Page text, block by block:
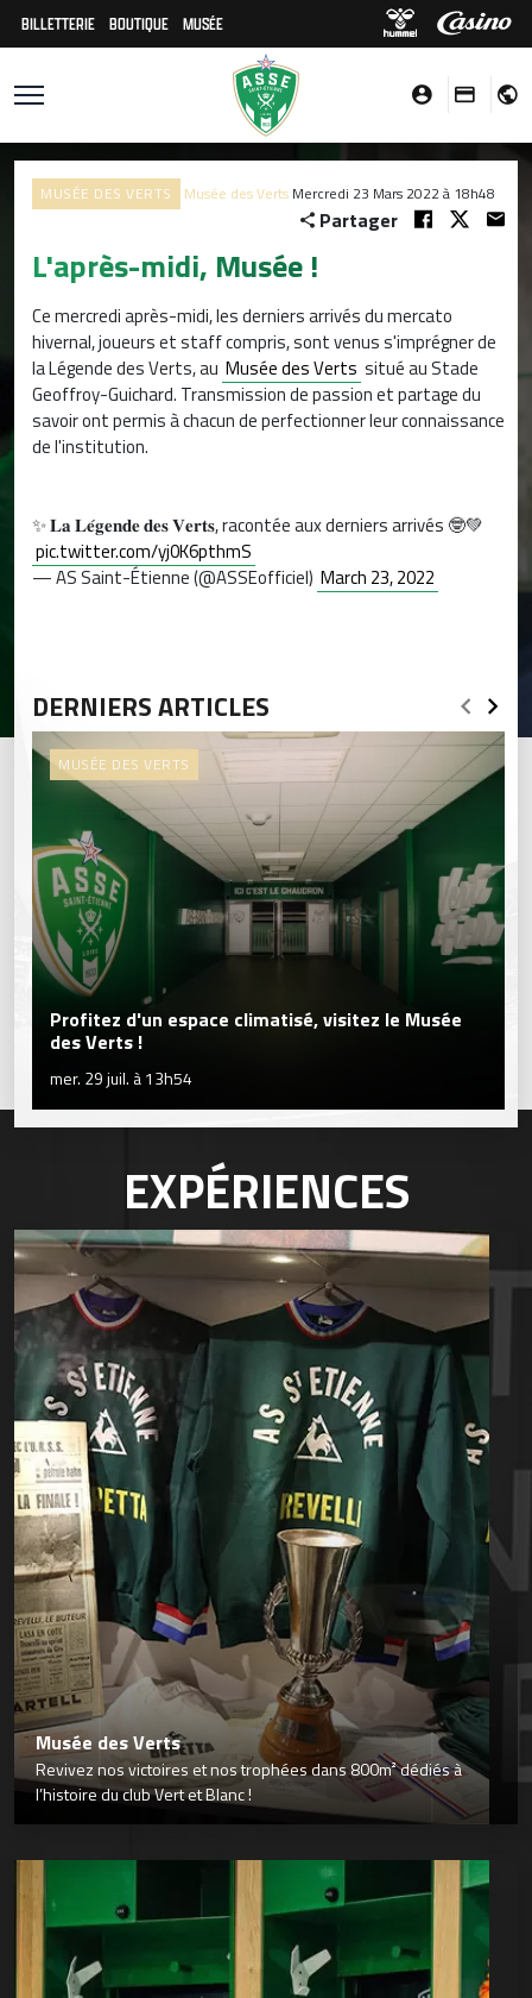
BILLETTERIE BOUTIQUE MUSÉE
MUSÉE DES VERTS Musée des Verts Mercredi 23 Mars 2022 à 18h48
Partager
L'après-midi, Musée !
Ce mercredi après-midi, les derniers arrivés du mercato
hivernal, joueurs et staff compris, sont venus s'imprégner de
la Légende des Verts, au Musée des Verts situé au Stade
Geoffroy-Guichard. Transmission de passion et partage du
savoir ont permis à chacun de perfectionner leur connaissance
de l'institution.
✨ 𝐋𝐚 𝐋𝐞́𝐠𝐞𝐧𝐝𝐞 𝐝𝐞𝐬 𝐕𝐞𝐫𝐭𝐬, racontée aux derniers arrivés 🤓💚
pic.twitter.com/yj0K6pthmS
— AS Saint-Étienne (@ASSEofficiel) March 23, 2022
DERNIERS ARTICLES
MUSÉE DES VERTS
Profitez d'un espace climatisé, visitez le Musée
des Verts !
mer. 29 juil. à 13h54
EXPÉRIENCES
Musée des Verts
Revivez nos victoires et nos trophées dans 800m² dédiés à
l’histoire du club Vert et Blanc !